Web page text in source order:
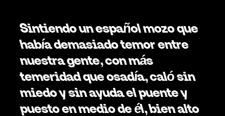
Sintiendo un español mozo que
había demasiado temor entre
nuestra gente, con más
temeridad que osadía, caló sin
miedo y sin ayuda el puente y
puesto en medio de él, bien alto